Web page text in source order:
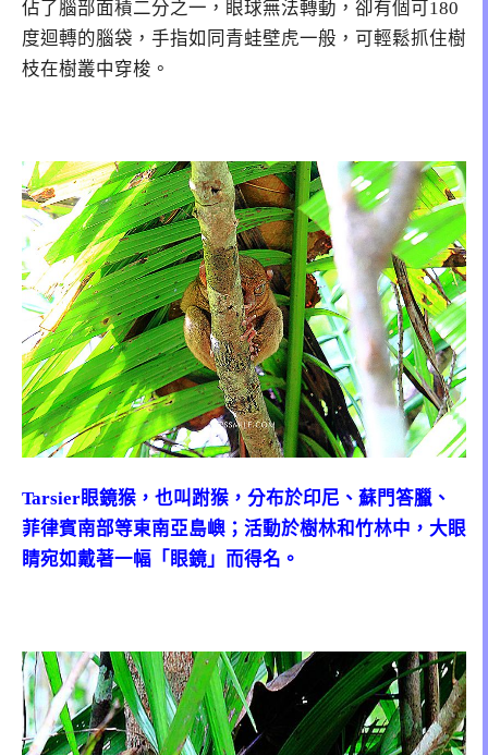
佔了腦部面積二分之一，眼球無法轉動，卻有個可180
度迴轉的腦袋，手指如同青蛙壁虎一般，可輕鬆抓住樹
枝在樹叢中穿梭。
Tarsier眼鏡猴，也叫跗猴，分布於印尼、蘇門答臘、
菲律賓南部等東南亞島嶼；活動於樹林和竹林中，大眼
睛宛如戴著一幅「眼鏡」而得名。